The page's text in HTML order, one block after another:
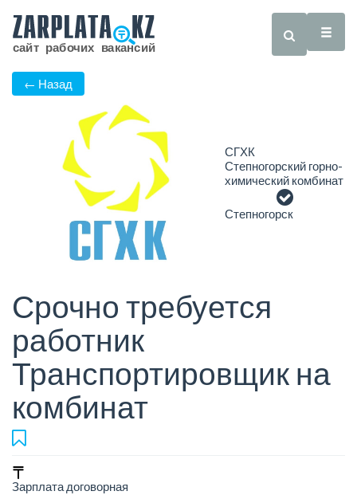
← Назад
СГХК
Степногорский горно-
химический комбинат
Степногорск
Срочно требуется
работник
Транспортировщик на
комбинат
Зарплата договорная